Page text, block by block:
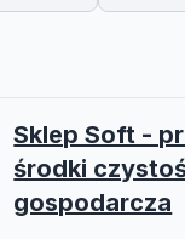
Sklep Soft -
środki
gospodarcza